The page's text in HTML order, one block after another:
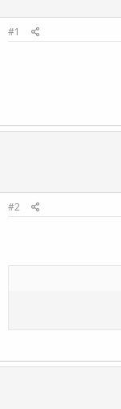
#1
#2